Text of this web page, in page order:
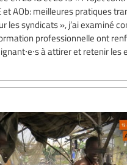
et AOb: meilleures pratiques
les syndicats », j’ai examiné
professionnelle ont
à attirer et retenir les